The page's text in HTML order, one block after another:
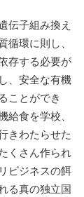
伝子組み換え
循環に則し、
存する必要が
、安全な有機
ことができ
給食を学校、
きわたらせた
くさん作られ
ビジネスの餌
る真の独立国